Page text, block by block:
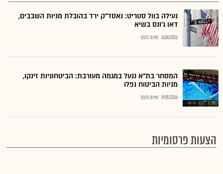
נעילה בוול סטריט: נאסד"ק ירד בהובלת מניות השבבים,
דאו ג'ונס בשיא
16.06.2026 שירות גלובס
המסחר בת"א ננעל במגמה מעורבת: הביטחוניות זינקו,
מניות הביטוח נפלו
19.05.2026 שירות גלובס
הצעות פרסומיות